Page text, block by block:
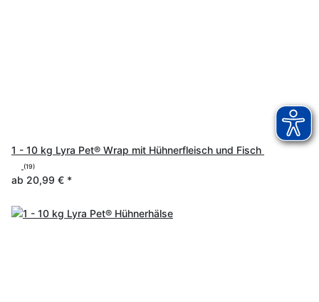
1 - 10 kg Lyra Pet® Wrap mit Hühnerfleisch und Fisch
(19)
ab 20,99 € *